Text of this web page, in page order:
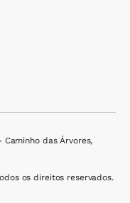
das Árvores,
os direitos reservados.